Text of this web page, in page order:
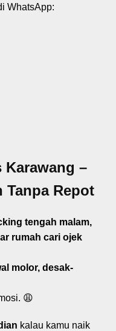
WhatsApp:
Karawang –
Tanpa Repot
tengah malam,
rumah cari ojek
molor, desak-
😩
kalau kamu naik